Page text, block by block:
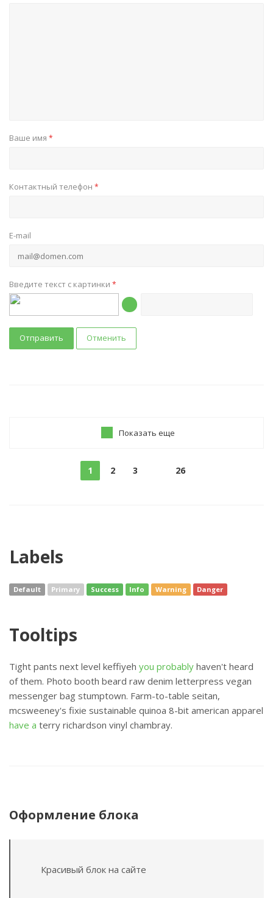
Ваше имя *
Контактный телефон *
E-mail
Введите текст с картинки *
Отправить Отменить
Показать еще
1 2 3 26
Labels
Default Primary Success Info Warning Danger
Tooltips
Tight pants next level keffiyeh you probably haven't heard
of them. Photo booth beard raw denim letterpress vegan
messenger bag stumptown. Farm-to-table seitan,
mcsweeney's fixie sustainable quinoa 8-bit american apparel
have a terry richardson vinyl chambray.
Оформление блока
Красивый блок на сайте